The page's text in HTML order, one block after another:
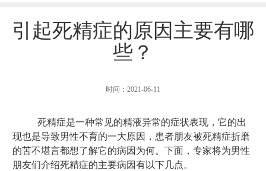
引起死精症的原因主要有哪
些？
时间：2021-06-11
死精症是一种常见的精液异常的症状表现，它的出
现也是导致男性不育的一大原因，患者朋友被死精症折磨
的苦不堪言都想了解它的病因为何。下面，专家将为男性
朋友们介绍死精症的主要病因有以下几点。